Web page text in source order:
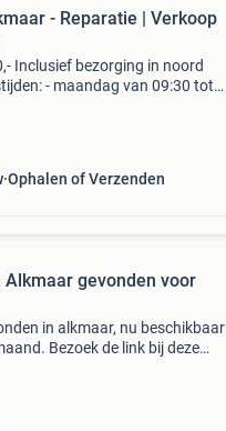
- Reparatie | Verkoop
Inclusief bezorging in noord
- maandag van 09:30 tot
Ophalen of Verzenden
gevonden voor
in alkmaar, nu beschikbaar
Bezoek de link bij deze